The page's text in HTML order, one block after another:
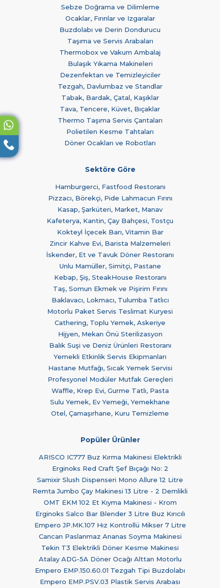
Sebze Doğrama ve Dilimleme
Ocaklar, Fırınlar ve Izgaralar
Buzdolabı ve Derin Dondurucu
Taşıma ve Servis Arabaları
Thermobox ve Vakum Ambalaj
Bulaşık Yıkama Makineleri
Dezenfektan ve Temizleyiciler
Tezgah, Davlumbaz ve Standlar
Tabak, Bardak, Çatal, Kaşıklar
Tava, Tencere, Küvet, Bıçaklar
Thermo Taşıma Servis Çantaları
Polietilen Kesme Tahtaları
Döner Ocakları ve Robotları
Sektöre Göre
Hamburgerci, Fastfood Restoranı
Pizzacı, Börekçi, Pide Lahmacun Fırını
Kasap, Şarküteri, Market, Manav
Kafeterya, Kantin, Çay Bahçesi, Tostçu
Kokteyl İçecek Barı, Vitamin Bar
Zincir Kahve Evi, Barista Malzemeleri
İskender, Et ve Tavuk Döner Restoranı
Unlu Mamüller, Simitçi, Pastane
Kebap, Şiş, SteakHouse Restoranı
Taş, Somun Ekmek ve Pişirim Fırını
Baklavacı, Lokmacı, Tulumba Tatlıcı
Motorlu Paket Servis Teslimat Kuryesi
Cathering, Toplu Yemek, Askeriye
Hijyen, Mekan Önü Sterilizasyon
Balık Suşi ve Deniz Ürünleri Restoranı
Yemekli Etkinlik Servis Ekipmanları
Hastane Mutfağı, Sıcak Yemek Servisi
Profesyonel Modüler Mutfak Gereçleri
Waffle, Krep Evi, Gurme Tatlı, Pasta
Sulu Yemek, Ev Yemeği, Yemekhane
Otel, Çamaşırhane, Kuru Temizleme
Popüler Ürünler
ARISCO IC777 Buz Kırma Makinesi Elektrikli
Erginoks Red Craft Şef Bıçağı No: 2
Samixir Slush Dispenseri Mono Allure 12 Litre
Remta Jumbo Çay Makinesi 13 Litre - 2 Demlikli
OMT EKM 102 Et Kıyma Makinesi - Krom
Erginoks Salco Bar Blender 3 Litre Buz Kırıcılı
Empero JP.MK.107 Hız Kontrollü Mikser 7 Litre
Cancan Paslanmaz Ananas Soyma Makinesi
Tekin T3 Elektrikli Döner Kesme Makinesi
Atalay ADG-5A Döner Ocağı Alttan Motorlu
Empero EMP.150.60.01 Tezgah Tipi Buzdolabı
Empero EMP.PSV.03 Plastik Servis Arabası